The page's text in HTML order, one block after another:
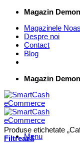
Skip
content
Magazin
Magazinele
Despre noi
Contact
Blog
Magazin
Menu
Produse etichetate
Filtrează